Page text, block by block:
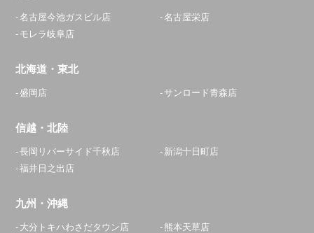
名古屋今池ガスビル店
名古屋栄店
モレラ岐阜店
北海道・東北
盛岡店 サンロード青森店
信越・北陸
長岡リバーサイド千秋店
新潟十日町店
福井日之出店
九州・沖縄
大分トキハわさだタウン店 熊本天草店